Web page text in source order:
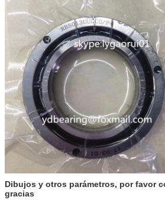
Dibujos y otros parámetros, por favor
gracias